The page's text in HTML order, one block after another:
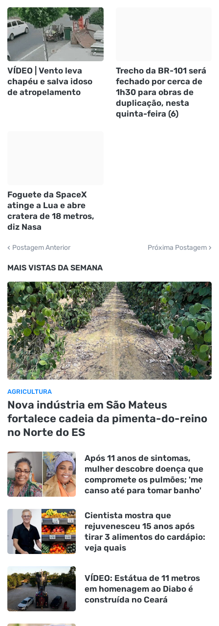
VÍDEO | Vento leva
chapéu e salva idoso
de atropelamento
Trecho da BR-101 será
fechado por cerca de
1h30 para obras de
duplicação, nesta
quinta-feira (6)
Foguete da SpaceX
atinge a Lua e abre
cratera de 18 metros,
diz Nasa
Postagem Anterior Próxima Postagem
MAIS VISTAS DA SEMANA
AGRICULTURA
Nova indústria em São Mateus
fortalece cadeia da pimenta-do-reino
no Norte do ES
Após 11 anos de sintomas,
mulher descobre doença que
compromete os pulmões; 'me
canso até para tomar banho'
Cientista mostra que
rejuvenesceu 15 anos após
tirar 3 alimentos do cardápio:
veja quais
VÍDEO: Estátua de 11 metros
em homenagem ao Diabo é
construída no Ceará